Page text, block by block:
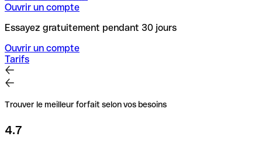
Ouvrir un compte
Essayez gratuitement pendant 30 jours
Ouvrir un compte
Tarifs
Trouver le meilleur forfait selon vos besoins
4.7